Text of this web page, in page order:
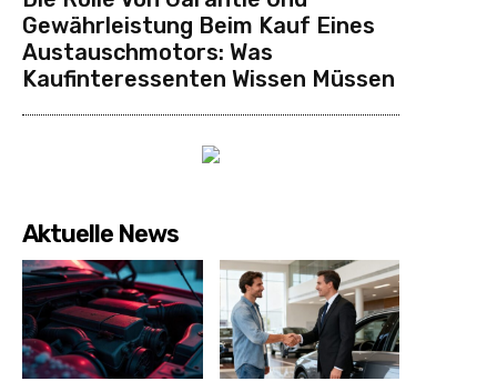
Gewährleistung Beim Kauf Eines
Austauschmotors: Was
Kaufinteressenten Wissen Müssen
Aktuelle News